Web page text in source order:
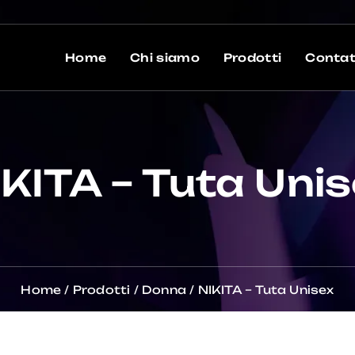
Home Chi siamo Prodotti
– Tuta
Home / Prodotti / Donna / NIKITA – Tuta Unisex